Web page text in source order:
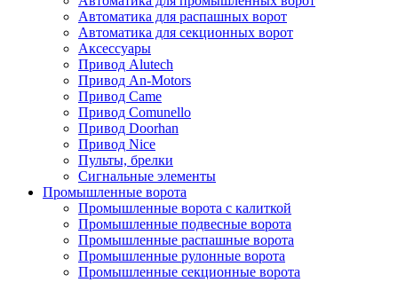
Автоматика для распашных ворот
Автоматика для секционных ворот
Аксессуары
Привод Alutech
Привод An-Motors
Привод Came
Привод Comunello
Привод Doorhan
Привод Nice
Пульты, брелки
Сигнальные элементы
Промышленные ворота
Промышленные ворота с калиткой
Промышленные подвесные ворота
Промышленные распашные ворота
Промышленные рулонные ворота
Промышленные секционные ворота